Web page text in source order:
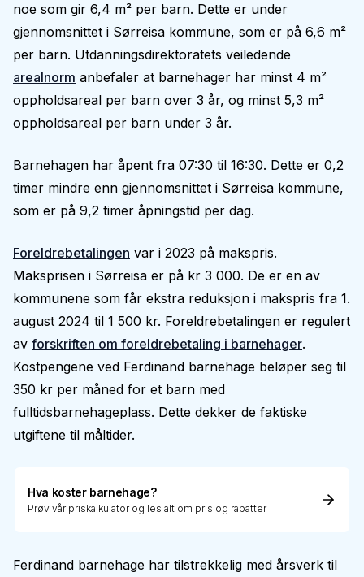
noe som gir 6,4 m² per barn. Dette er under
gjennomsnittet i Sørreisa kommune, som er på 6,6 m²
per barn. Utdanningsdirektoratets veiledende
arealnorm anbefaler at barnehager har minst 4 m²
oppholdsareal per barn over 3 år, og minst 5,3 m²
oppholdsareal per barn under 3 år.
Barnehagen har åpent fra 07:30 til 16:30. Dette er 0,2
timer mindre enn gjennomsnittet i Sørreisa kommune,
som er på 9,2 timer åpningstid per dag.
Foreldrebetalingen var i 2023 på makspris.
Maksprisen i Sørreisa er på kr 3 000. De er en av
kommunene som får ekstra reduksjon i makspris fra 1.
august 2024 til 1 500 kr. Foreldrebetalingen er regulert
av forskriften om foreldrebetaling i barnehager.
Kostpengene ved Ferdinand barnehage beløper seg til
350 kr per måned for et barn med
fulltidsbarnehageplass. Dette dekker de faktiske
utgiftene til måltider.
Hva koster barnehage?
Prøv vår priskalkulator og les alt om pris og rabatter
Ferdinand barnehage har tilstrekkelig med årsverk til